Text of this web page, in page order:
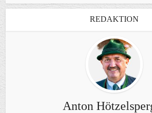
REDAKTION
Anton